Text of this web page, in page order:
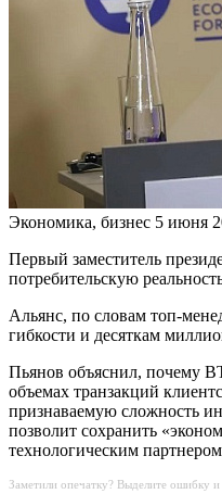
Экономика, бизнес 5 июня
Первый заместитель
потребительскую
Альянс, по словам топ-
гибкости и десяткам
Пьянов объяснил, почему
объемах транзакций
признаваемую сложность
позволит сохранить
технологическим
Заметили опечатку? Выделите ошибку